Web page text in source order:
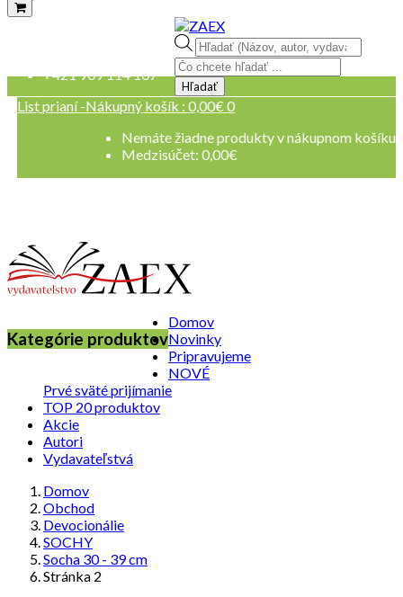
+421 909 114 107
Nákupný košík : 0,00€ 0
Nemáte žiadne produkty v nákupnom košíku
Medzisúčet: 0,00€
List prianí -
Products
search
Hľadať
Kategórie produktov
Domov
Novinky
Pripravujeme
NOVÉ
Prvé sväté prijímanie
TOP 20 produktov
Akcie
Autori
Vydavateľstvá
Domov
Obchod
Devocionálie
SOCHY
Socha 30 - 39 cm
Stránka 2